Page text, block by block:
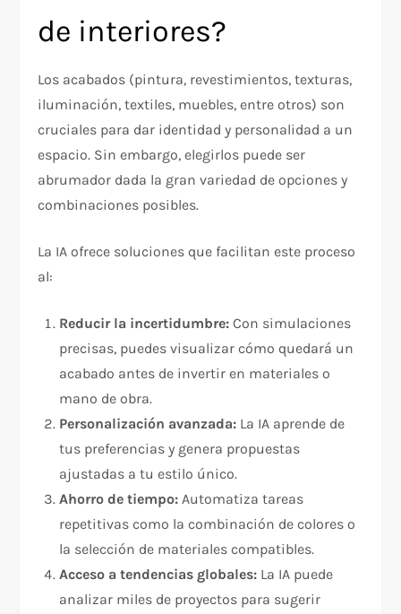
de interiores?
Los acabados (pintura, revestimientos, texturas,
iluminación, textiles, muebles, entre otros) son
cruciales para dar identidad y personalidad a un
espacio. Sin embargo, elegirlos puede ser
abrumador dada la gran variedad de opciones y
combinaciones posibles.
La IA ofrece soluciones que facilitan este proceso
al:
Reducir la incertidumbre: Con simulaciones
precisas, puedes visualizar cómo quedará un
acabado antes de invertir en materiales o
mano de obra.
Personalización avanzada: La IA aprende de
tus preferencias y genera propuestas
ajustadas a tu estilo único.
Ahorro de tiempo: Automatiza tareas
repetitivas como la combinación de colores o
la selección de materiales compatibles.
Acceso a tendencias globales: La IA puede
analizar miles de proyectos para sugerir